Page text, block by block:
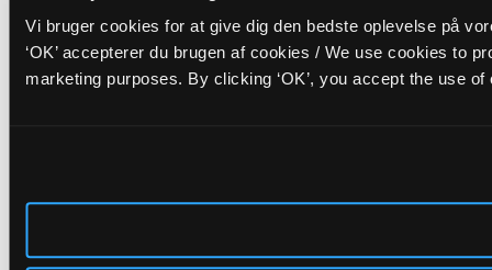
Vi bruger cookies for at give dig den bedste oplevelse på
‘OK’ accepterer du brugen af cookies / We use cookies to
marketing purposes. By clicking ‘OK’, you accept the use of